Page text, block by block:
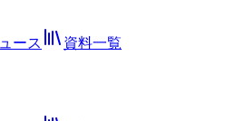
ース 資料一覧